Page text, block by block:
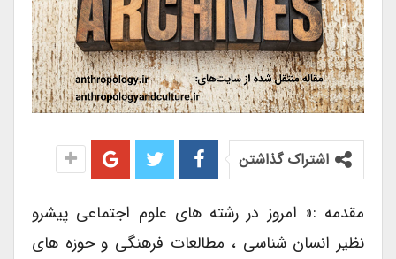
اشتراک گذاشتن
مقدمه :« امروز در رشته های علوم اجتماعی پیشرو
نظیر انسان شناسی ، مطالعات فرهنگی و حوزه های